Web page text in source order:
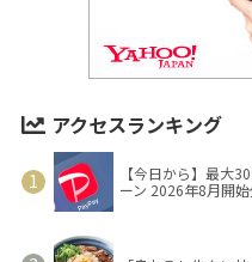
アクセスランキング
【今日から】最大
ーン 2026年8月開